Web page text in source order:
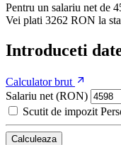
Pentru un salariu net de
Vei plati 3262 RON la
Introduceti
Calculator brut
Salariu net (RON)
Scutit de impozit
Calculeaza